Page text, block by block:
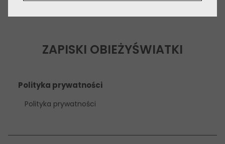
ZAPISKI OBIEŻYŚWIATKI
Polityka prywatności
Polityka prywatności